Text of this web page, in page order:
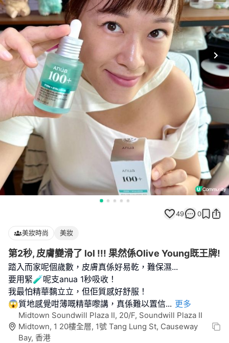
49 0
美妝時尚 美妝
第2秒, 皮膚變滑了 lol !!! 果然係Olive Young既王牌!
踏入而家呢個歲數，皮膚真係好易乾，難保濕...
要用緊🧪呢支anua 1秒吸收！
我最怕精華黐立立，但佢質感好舒服！
😱質地感覺咁薄嘅精華嚟講，真係難以置信... 更多
Midtown Soundwill Plaza II, 20/F, Soundwill Plaza II
Midtown, 1 20樓全層, 1號 Tang Lung St, Causeway
Bay, 香港